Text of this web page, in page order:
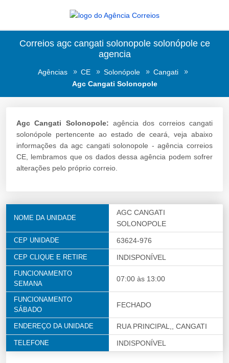
Correios agc cangati solonopole solonópole ce
agencia
Agências CE Solonópole
Cangati
Agc Cangati Solonopole
Agc Cangati Solonopole: agência dos correios cangati
solonópole pertencente ao estado de ceará, veja abaixo
informações da agc cangati solonopole - agência correios
CE, lembramos que os dados dessa agência podem sofrer
alterações pelo próprio correio.
NOME DA UNIDADE
AGC CANGATI
SOLONOPOLE
CEP UNIDADE 63624-976
CEP CLIQUE E RETIRE INDISPONÍVEL
FUNCIONAMENTO
SEMANA
07:00 às 13:00
FUNCIONAMENTO
SÁBADO
FECHADO
ENDEREÇO DA UNIDADE RUA PRINCIPAL,, CANGATI
TELEFONE INDISPONÍVEL